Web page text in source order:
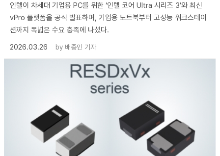
인텔이 차세대 기업용 PC를 위한 ‘인텔 코어 Ultra 시리즈 3’와 최신
vPro 플랫폼을 공식 발표하며, 기업용 노트북부터 고성능 워크스테이
션까지 폭넓은 수요 충족에 나섰다.
2026.03.26
by 배종인 기자